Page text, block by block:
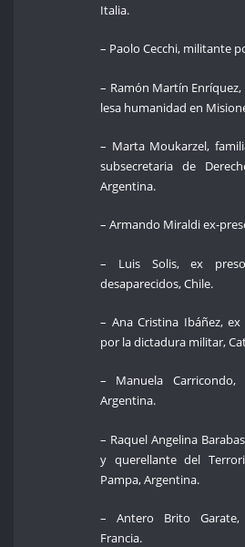
Italia.
– Paolo Cecchi, militante
– Ramón Martín
lesa humanidad en
– Marta Moukarzel,
subsecretaria de
Argentina.
– Armando Miraldi ex-
– Luis Solis, ex
desaparecidos, Chile.
– Ana Cristina Ibáñez,
por la dictadura militar,
– Manuela Carricondo,
Argentina.
– Raquel Angelina
y querellante del
Pampa, Argentina.
– Antero Brito
Francia.